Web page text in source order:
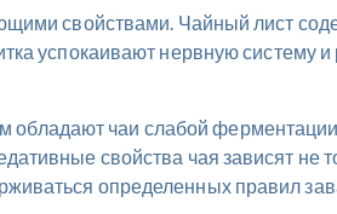
свойствами. Чайный лист
успокаивают нервную систему
чаи слабой
свойства чая зависят не
определенных правил